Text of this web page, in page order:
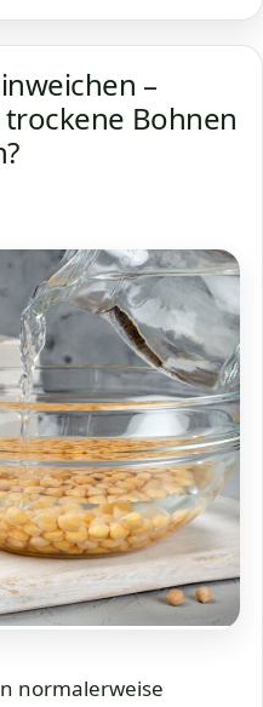
–
Bohnen
normalerweise